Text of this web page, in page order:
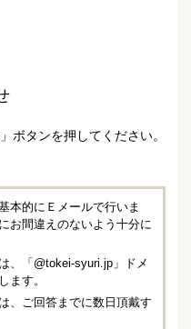
ボタンを押してください。
本的にＥメールで行いま
お間違えのないよう十分に
、「@tokei-syuri.jp」ドメ
ます。
、ご回答までに数日頂戴す